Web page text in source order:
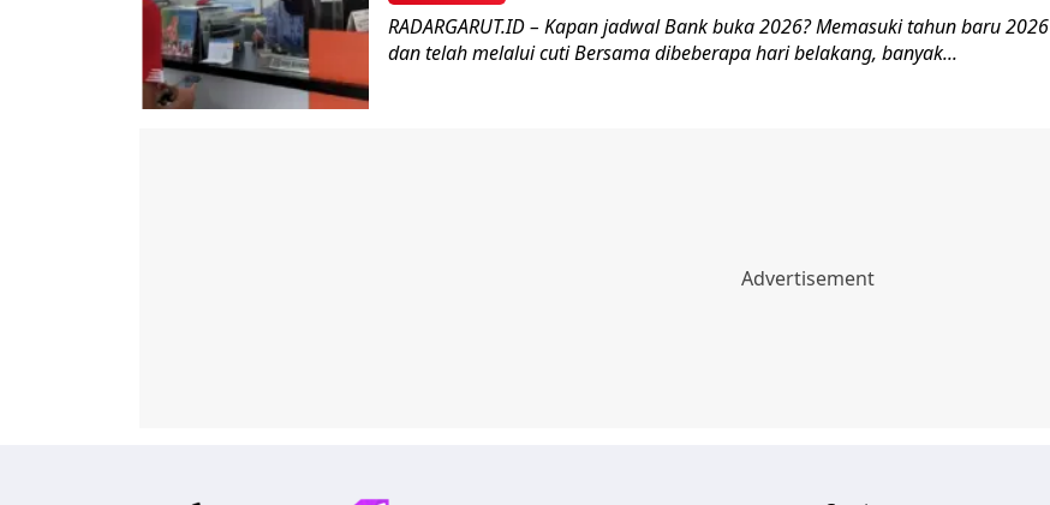
RADARGARUT.ID – Kapan jadwal Bank buka 2026? Memasuki tahun baru 2026
dan telah melalui cuti Bersama dibeberapa hari belakang, banyak...